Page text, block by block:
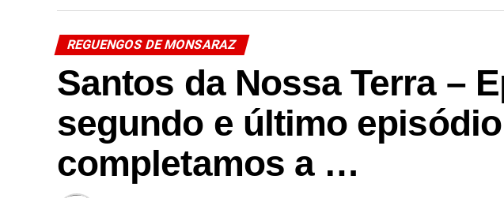
REGUENGOS DE MONSARAZ
Santos da Nossa Terra –
segundo e último
completamos a …